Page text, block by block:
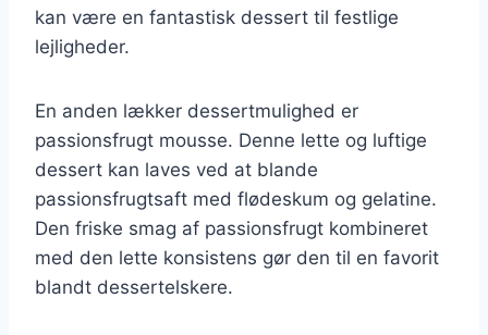
kan være en fantastisk dessert til festlige
lejligheder.
En anden lækker dessertmulighed er
passionsfrugt mousse. Denne lette og luftige
dessert kan laves ved at blande
passionsfrugtsaft med flødeskum og gelatine.
Den friske smag af passionsfrugt kombineret
med den lette konsistens gør den til en favorit
blandt dessertelskere.